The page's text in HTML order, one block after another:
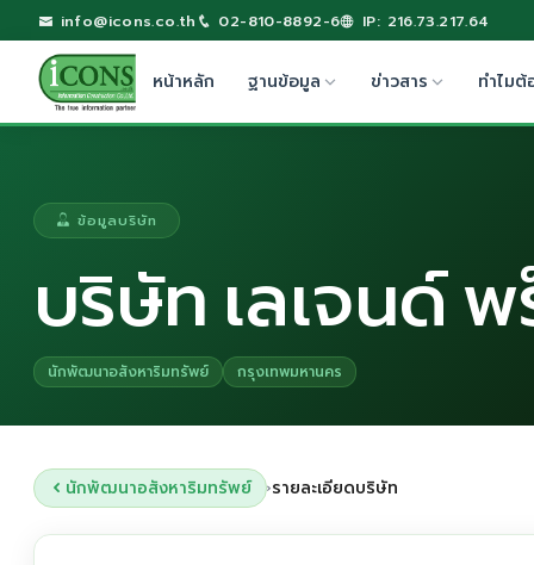
info@icons.co.th 02-810-8892-6 IP: 216.73.217.64
หน้าหลัก ฐานข้อมูล ข่าวสาร ทำไมต้
ข้อมูลบริษัท
บริษัท เลเจนด์
นักพัฒนาอสังหาริมทรัพย์ กรุงเทพมหานคร
นักพัฒนาอสังหาริมทรัพย์ ›รายละเอียดบริษัท